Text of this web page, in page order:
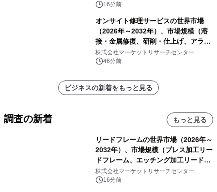
16分前
オンサイト修理サービスの世界市場
（2026年～2032年）、市場規模（溶
接・金属修復、研削・仕上げ、アライ
メント、その他）・分析レポートを発
表
株式会社マーケットリサーチセンター
46分前
ビジネスの新着をもっと見る
調査の新着 もっと見る
リードフレームの世界市場（2026年～
2032年）、市場規模（プレス加工リー
ドフレーム、エッチング加工リードフ
レーム）・分析レポートを発表
株式会社マーケットリサーチセンター
16分前